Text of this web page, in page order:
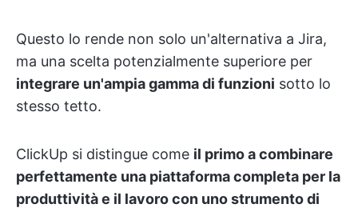
Questo lo rende non solo un'alternativa a Jira,
ma una scelta potenzialmente superiore per
integrare un'ampia gamma di funzioni sotto lo
stesso tetto.
ClickUp si distingue come il primo a combinare
perfettamente una piattaforma completa per la
produttività e il lavoro con uno strumento di